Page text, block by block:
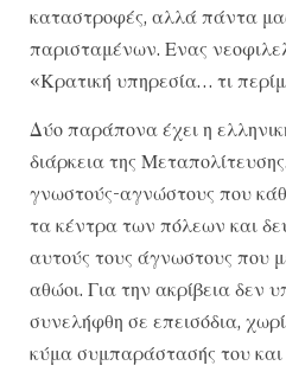
καταστροφές, αλλά πάντα
παρισταμένων. Ενας
«Κρατική υπηρεσία… τι
Δύο παράπονα έχει η
διάρκεια της
γνωστούς-αγνώστους που
τα κέντρα των πόλεων και
αυτούς τους άγνωστους που
αθώοι. Για την ακρίβεια δεν
συνελήφθη σε επεισόδια,
κύμα συμπαράστασής του